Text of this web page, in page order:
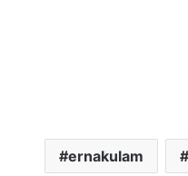
ernakulam